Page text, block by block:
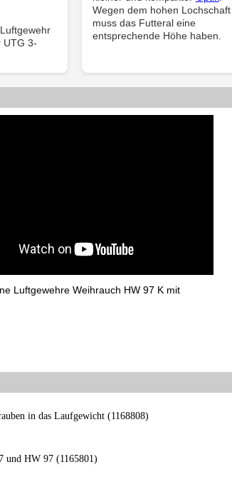
UTG 3-
Wegen dem hohen Lochschaft
muss das Futteral eine
entsprechende Höhe haben.
Luftgewehre Weihrauch HW 97 K mit
in das Laufgewicht (1168808)
und HW 97 (1165801)